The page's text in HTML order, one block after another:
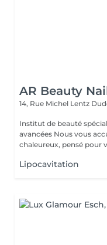
AR Beauty
14, Rue Michel Lentz
Institut de beauté
avancées Nous vous accueillons dans un espace moderne et
chaleureux, pensé pour
Lipocavitation